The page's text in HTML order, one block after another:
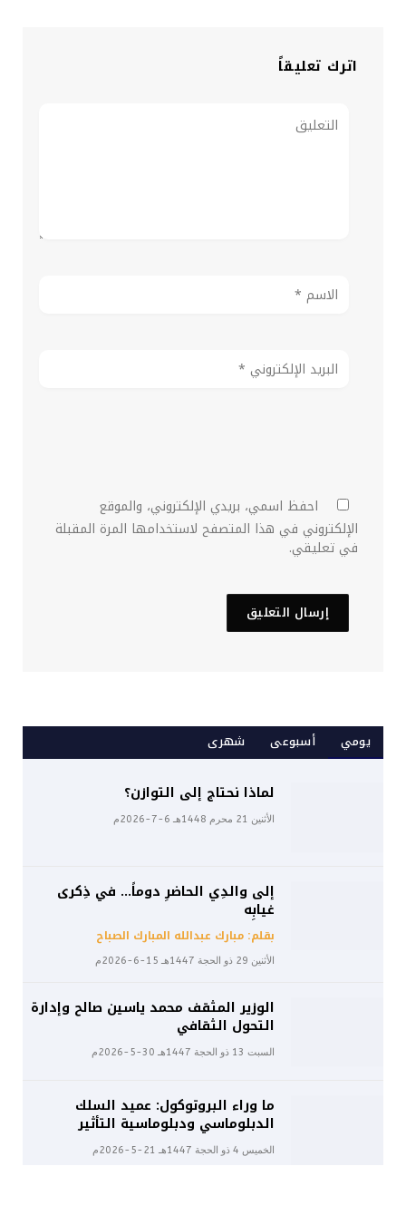
اترك تعليقاً
احفظ اسمي، بريدي الإلكتروني، والموقع
الإلكتروني في هذا المتصفح لاستخدامها المرة المقبلة
في تعليقي.
يومي أسبوعى شهرى
لماذا نحتاج إلى التوازن؟
الأثنين 21 محرم 1448هـ 6-7-2026م
إلى والدِي الحاضرِ دوماً… في ذِكرى
غيابِه
بقلم: مبارك عبدالله المبارك الصباح
الأثنين 29 ذو الحجة 1447هـ 15-6-2026م
الوزير المثقف محمد ياسين صالح وإدارة
التحول الثقافي
السبت 13 ذو الحجة 1447هـ 30-5-2026م
ما وراء البروتوكول: عميد السلك
الدبلوماسي ودبلوماسية التأثير
الخميس 4 ذو الحجة 1447هـ 21-5-2026م